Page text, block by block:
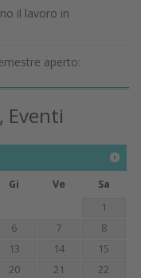
il lavoro in
aperto:
Eventi
Gi Ve
Sa
1
6 7
8
13 14
15
20 21
22